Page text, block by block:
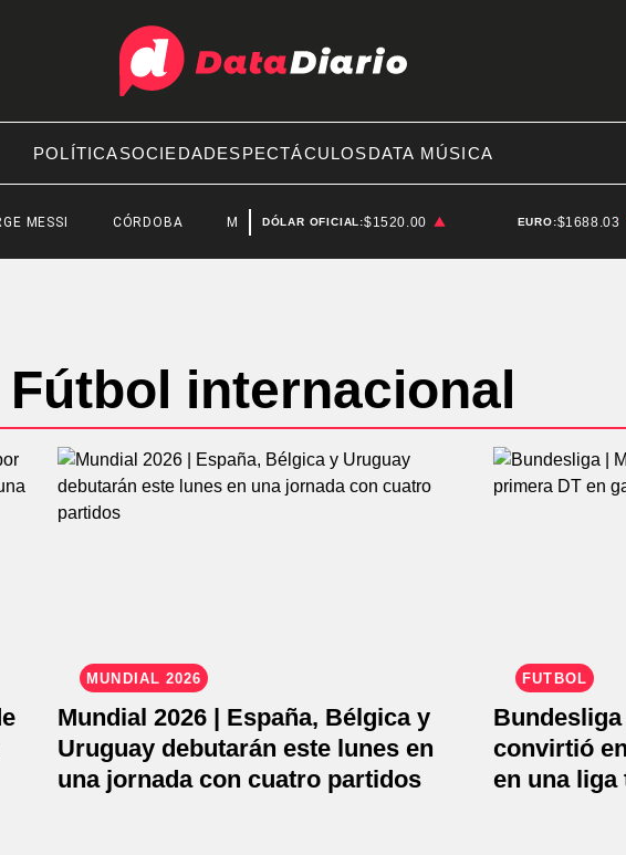
POLÍTICASOCIEDADESPECTÁCULOSDATA MÚSICA
CÓRDOBA MES DEL VECINALISMO
DÓLAR OFICIAL:$1520.00 EURO:$1688.03
Fútbol internacional
MUNDIAL 2026
Mundial 2026 | España, Bélgica y
Uruguay debutarán este lunes en
una jornada con cuatro partidos
FÚTBOL
convirtió
en una